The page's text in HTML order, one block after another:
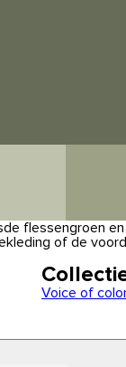
flessengroen
of de
Voice of